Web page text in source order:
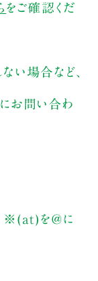
をご確認くだ
い場合など、
お問い合わ
を@に